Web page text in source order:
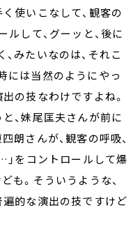
使いこなして、観客の
ルして、グーッと、後に
みたいなのは、それこ
には当然のようにやっ
の技なわけですよね。
、妹尾匡夫さんが前に
朗さんが、観客の呼吸、
」をコントロールして爆
も。そういうような、
遍的な演出の技ですけど